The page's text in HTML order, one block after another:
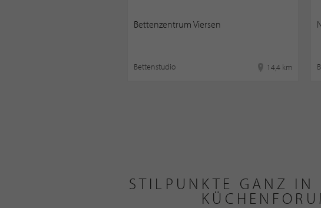
Bettenzentrum Viersen
Bettenstudio 14,4 km
STILPUNKTE GANZ IN